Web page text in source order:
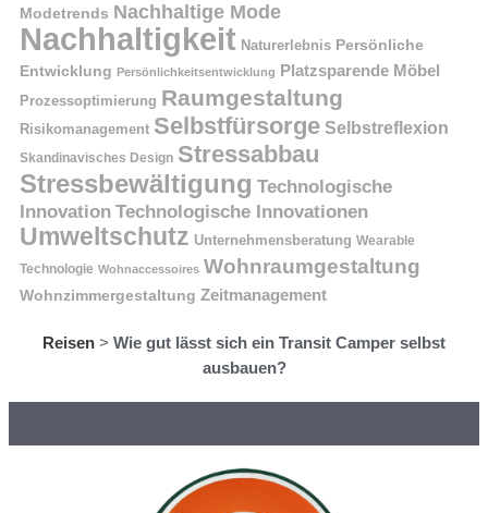
Modetrends Nachhaltige Mode
Nachhaltigkeit Naturerlebnis Persönliche
Entwicklung Persönlichkeitsentwicklung Platzsparende Möbel
Prozessoptimierung Raumgestaltung
Risikomanagement Selbstfürsorge Selbstreflexion
Skandinavisches Design Stressabbau
Stressbewältigung Technologische
Innovation Technologische Innovationen
Umweltschutz Unternehmensberatung Wearable
Technologie Wohnaccessoires Wohnraumgestaltung
Wohnzimmergestaltung Zeitmanagement
Reisen > Wie gut lässt sich ein Transit Camper selbst
ausbauen?